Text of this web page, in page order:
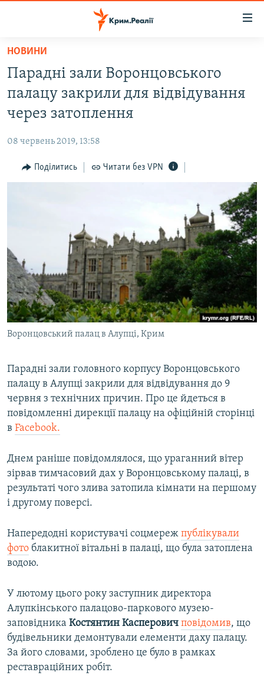
Перейти
основного
матеріалу
основної
навігації
Перейти
до
ВОДА.КРИМ
ВІДЕО ТА ФОТО
БЛОГИ
ПОГЛЯД
СПЕЦПРОЕКТИ
ВІДЕОУРОКИ «ELIFBE»
СВІДЧЕННЯ ОКУПАЦІЇ
УКРАЇНСЬКА ПРОБЛЕМА КРИМУ
ІНФОГРАФІКА
ЯК ОБІЙТИ БЛОКУВАННЯ
Русский
Qırımtatar
ДОЛУЧАЙСЯ!
Усі сайти RFE/RL
НОВИНИ
Парадні зали Воронцовського
палацу закрили для відвідування
через затоплення
08 червень 2019, 13:58
Поділитись Читати без VPN
Воронцовський палац в Алупці, Крим
Парадні зали головного корпусу Воронцовського
палацу в Алупці закрили для відвідування до 9
червня з технічних причин. Про це йдеться в
повідомленні дирекції палацу на офіційній сторінці
в Facebook.
Днем раніше повідомлялося, що ураганний вітер
зірвав тимчасовий дах у Воронцовському палаці, в
результаті чого злива затопила кімнати на першому
і другому поверсі.
Напередодні користувачі соцмереж публікували
фото блакитної вітальні в палаці, що була затоплена
водою.
У лютому цього року заступник директора
Алупкінського палацово-паркового музею-
заповідника Костянтин Касперович повідомив, що
будівельники демонтували елементи даху палацу.
За його словами, зроблено це було в рамках
реставраційних робіт.